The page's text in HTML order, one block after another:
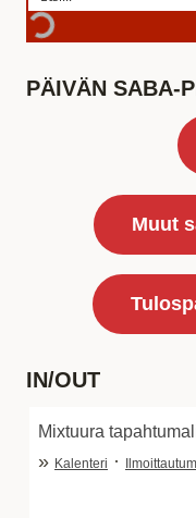
PÄIVÄN SABA-
Muut
IN/OUT
Mixtuura
» Kalenteri ·